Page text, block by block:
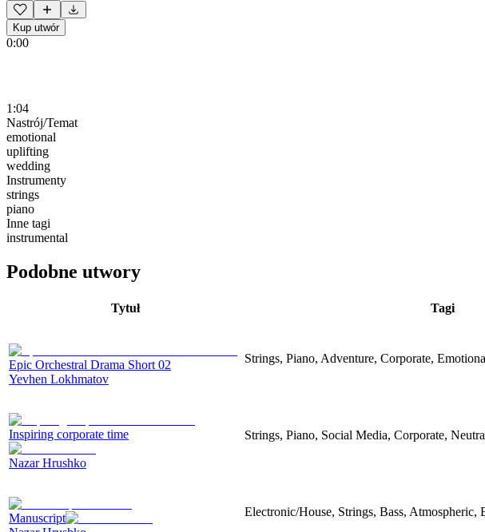
Kup utwór
0:00
1:04
Nastrój/Temat
emotional
uplifting
wedding
Instrumenty
strings
piano
Inne tagi
instrumental
Podobne utwory
Tytuł Tagi
Epic Orchestral Drama Short 02
Yevhen Lokhmatov
Strings, Piano, Adventure, Corporate,
Inspiring corporate time
Nazar Hrushko
Strings, Piano, Social Media, Corporate,
Manuscript
Electronic/House, Strings, Bass, Atmospheric,